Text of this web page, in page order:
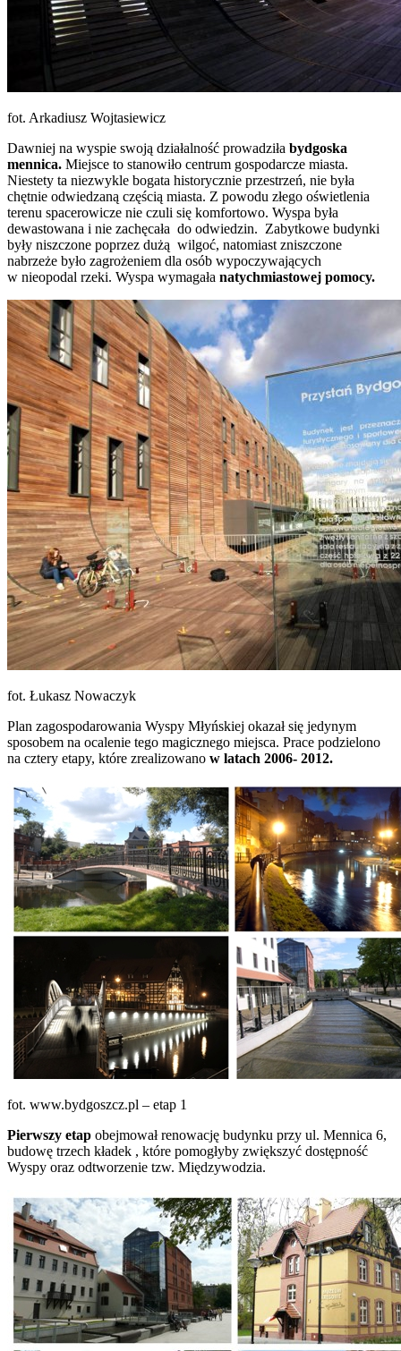
fot. Arkadiusz Wojtasiewicz
Dawniej na wyspie swoją działalność prowadziła bydgoska
mennica. Miejsce to stanowiło centrum gospodarcze miasta.
Niestety ta niezwykle bogata historycznie przestrzeń, nie była
chętnie odwiedzaną częścią miasta. Z powodu złego oświetlenia
terenu spacerowicze nie czuli się komfortowo. Wyspa była
dewastowana i nie zachęcała do odwiedzin. Zabytkowe budynki
były niszczone poprzez dużą wilgoć, natomiast zniszczone
nabrzeże było zagrożeniem dla osób wypoczywających
w nieopodal rzeki. Wyspa wymagała natychmiastowej pomocy.
fot. Łukasz Nowaczyk
Plan zagospodarowania Wyspy Młyńskiej okazał się jedynym
sposobem na ocalenie tego magicznego miejsca. Prace podzielono
na cztery etapy, które zrealizowano w latach 2006- 2012.
fot. www.bydgoszcz.pl – etap 1
Pierwszy etap obejmował renowację budynku przy ul. Mennica 6,
budowę trzech kładek , które pomogłyby zwiększyć dostępność
Wyspy oraz odtworzenie tzw. Międzywodzia.